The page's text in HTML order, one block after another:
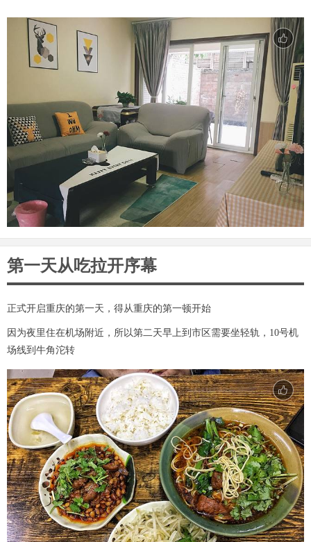
第一天从吃拉开序幕
正式开启重庆的第一天，得从重庆的第一顿开始
因为夜里住在机场附近，所以第二天早上到市区需要坐轻轨，10号机
场线到牛角沱转